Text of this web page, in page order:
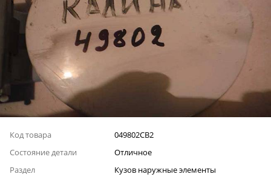
Код товара
049802СВ2
Состояние детали
Отличное
Раздел
Кузов наружные элементы